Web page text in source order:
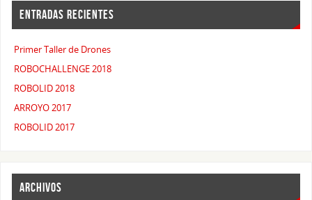
ENTRADAS RECIENTES
Primer Taller de Drones
ROBOCHALLENGE 2018
ROBOLID 2018
ARROYO 2017
ROBOLID 2017
ARCHIVOS